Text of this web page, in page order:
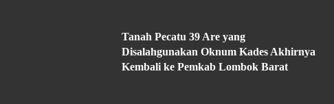
Tanah Pecatu 39 Are yang
Disalahgunakan Oknum Kades Akhirnya
Kembali ke Pemkab Lombok Barat